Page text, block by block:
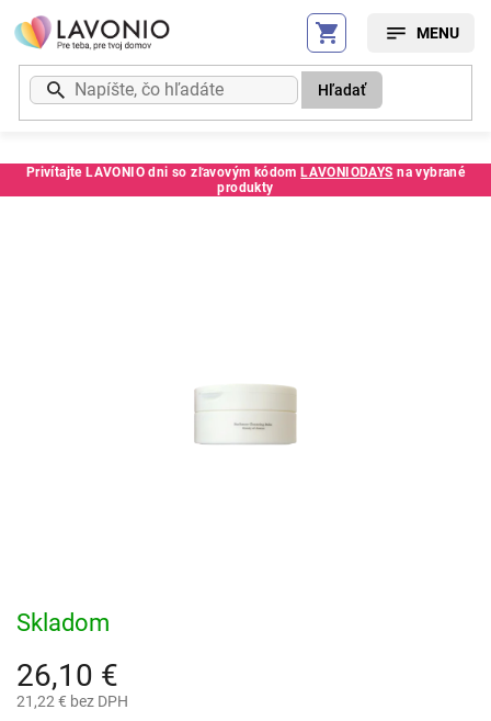
Prejsť
na
obsah
Privítajte LAVONIO dni so zľavovým kódom LAVONIODAYS na vybrané
produkty
Hľadať
Kód: 279674SC
26,10 €
21,22 € bez DPH
Skladom